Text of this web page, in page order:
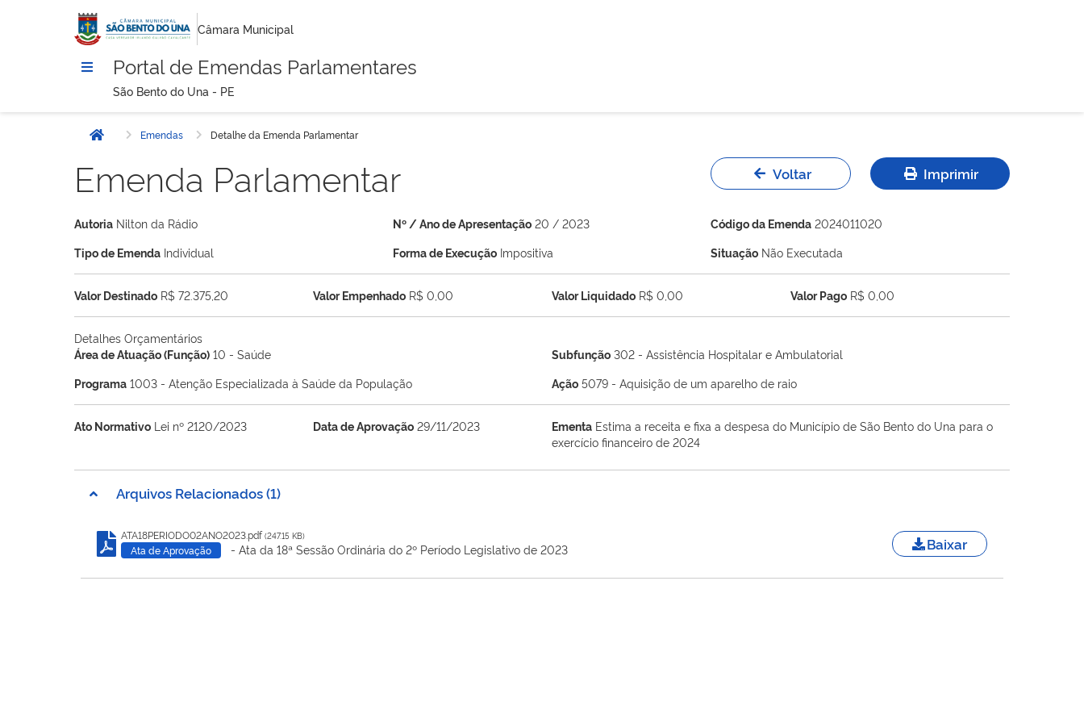
Câmara Municipal
Portal de Emendas Parlamentares
São Bento do Una - PE
Início Emendas Detalhe da Emenda Parlamentar
Emenda Parlamentar Voltar Imprimir
Autoria Nilton da Rádio Nº / Ano de Apresentação 20 / 2023 Código da Emenda 2024011020
Tipo de Emenda Individual Forma de Execução Impositiva Situação Não Executada
Valor Destinado R$ 72.375,20 Valor Empenhado R$ 0,00 Valor Liquidado R$ 0,00 Valor Pago R$ 0,00
Detalhes Orçamentários
Área de Atuação (Função) 10 - Saúde Subfunção 302 - Assistência Hospitalar e Ambulatorial
Programa 1003 - Atenção Especializada à Saúde da População Ação 5079 - Aquisição de um aparelho de raio
Ato Normativo Lei nº 2120/2023 Data de Aprovação 29/11/2023 Ementa Estima a receita e fixa a despesa do Município de São Bento do Una para o
exercício financeiro de 2024
Arquivos Relacionados (1)
ATA18PERIODO02ANO2023.pdf(247.15 KB)
Ata de Aprovação - Ata da 18ª Sessão Ordinária do 2º Período Legislativo de 2023 Baixar